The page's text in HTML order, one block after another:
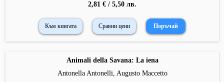
2,81 € / 5,50 лв.
Към книгата Сравни цени
Animali della Savana: La iena
Antonella Antonelli, Augusto Maccetto